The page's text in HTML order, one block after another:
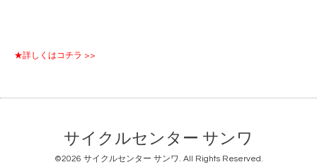
★詳しくはコチラ >>
サイクルセンター サンワ
©2026 サイクルセンター サンワ. All Rights Reserved.